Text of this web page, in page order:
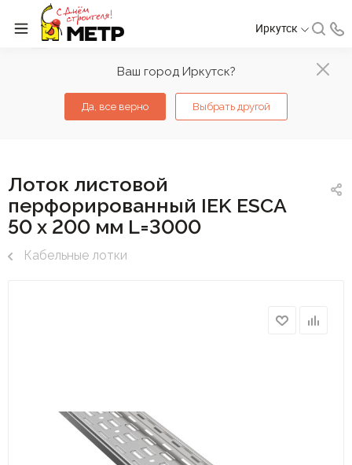
Ваш город Иркутск?
Да, все верно Выбрать другой
Иркутск
Лоток листовой
перфорированный IEK ESCA
50 х 200 мм L=3000
Кабельные лотки